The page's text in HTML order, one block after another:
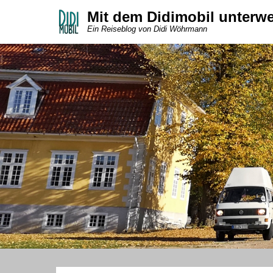
Mit dem Didimobil
Ein Reiseblog von Didi Wöhrmann